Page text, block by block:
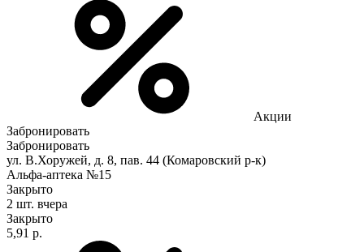
Акции
Забронировать
Забронировать
ул. В.Хоружей, д. 8, пав. 44 (Комаровский р-к)
Альфа-аптека №15
Закрыто
2 шт. вчера
Закрыто
5,91 р.